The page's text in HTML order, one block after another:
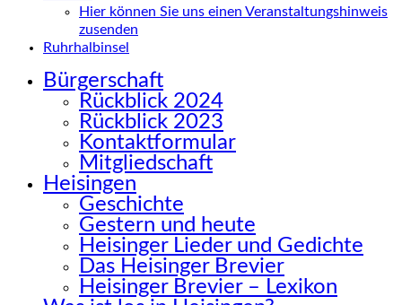
Hier können Sie uns einen Veranstaltungshinweis
zusenden
Ruhrhalbinsel
Bürgerschaft
Rückblick 2024
Rückblick 2023
Kontaktformular
Mitgliedschaft
Heisingen
Geschichte
Gestern und heute
Heisinger Lieder und Gedichte
Das Heisinger Brevier
Heisinger Brevier – Lexikon